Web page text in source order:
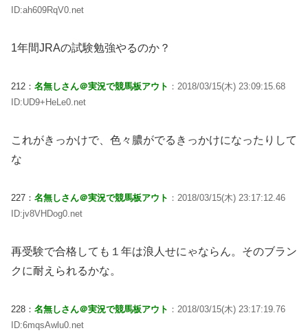
ID:ah609RqV0.net
1年間JRAの試験勉強やるのか？
212： 名無しさん＠実況で競馬板アウト ：2018/03/15(木) 23:09:15.68
ID:UD9+HeLe0.net
これがきっかけで、色々膿がでるきっかけになったりして
な
227： 名無しさん＠実況で競馬板アウト ：2018/03/15(木) 23:17:12.46
ID:jv8VHDog0.net
再受験で合格しても１年は浪人せにゃならん。そのブラン
クに耐えられるかな。
228： 名無しさん＠実況で競馬板アウト ：2018/03/15(木) 23:17:19.76
ID:6mqsAwlu0.net